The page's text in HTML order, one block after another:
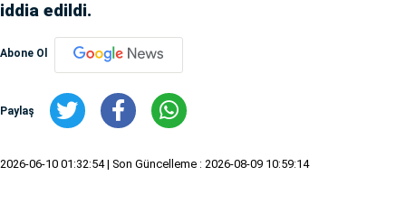
iddia edildi.
Abone Ol
Paylaş
2026-06-10 01:32:54 | Son Güncelleme : 2026-08-09 10:59:14